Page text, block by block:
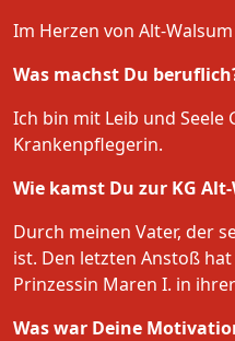
Im Herzen von Alt-
Was machst Du
Ich bin mit Leib und Seele
Krankenpflegerin.
Wie kamst Du zur KG
Durch meinen Vater, der
ist. Den letzten Anstoß
Prinzessin Maren I. in
Was war Deine